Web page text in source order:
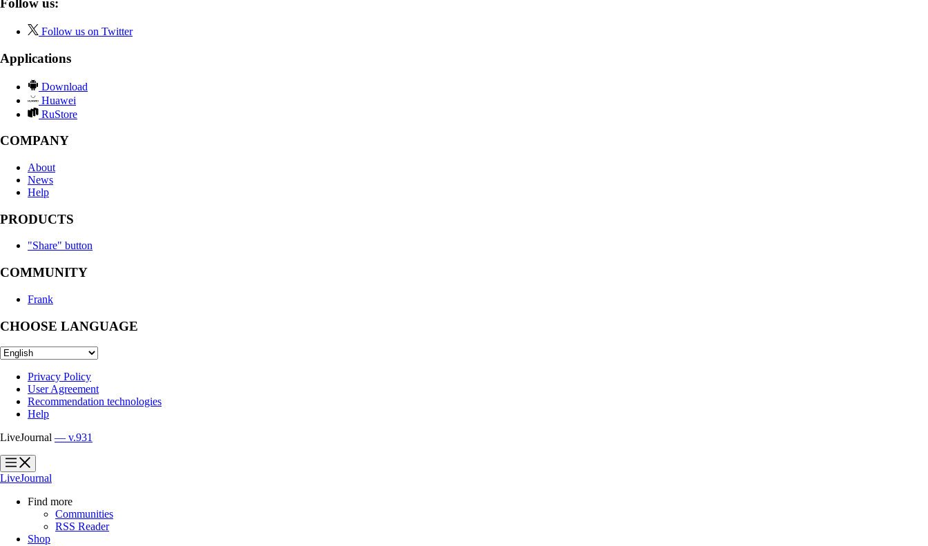
Follow us:
Follow us on Twitter
Applications
Download
Huawei
RuStore
COMPANY
About
News
Help
PRODUCTS
"Share" button
COMMUNITY
Frank
CHOOSE LANGUAGE
Privacy Policy
User Agreement
Recommendation technologies
Help
LiveJournal — v.931
?
?
LiveJournal
Find more
Communities
RSS Reader
Shop